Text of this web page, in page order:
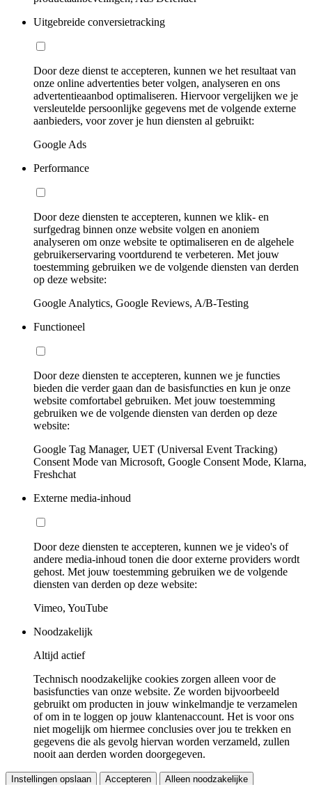
Uitgebreide conversietracking
Door deze dienst te accepteren, kunnen we het resultaat van
onze online advertenties beter volgen, analyseren en ons
advertentieaanbod optimaliseren. Hiervoor vergelijken we je
versleutelde persoonlijke gegevens met de volgende externe
aanbieders, voor zover je hun diensten al gebruikt:
Google Ads
Performance
Door deze diensten te accepteren, kunnen we klik- en
surfgedrag binnen onze website volgen en anoniem
analyseren om onze website te optimaliseren en de algehele
gebruikerservaring voortdurend te verbeteren. Met jouw
toestemming gebruiken we de volgende diensten van derden
op deze website:
Google Analytics, Google Reviews, A/B-Testing
Functioneel
Door deze diensten te accepteren, kunnen we je functies
bieden die verder gaan dan de basisfuncties en kun je onze
website comfortabel gebruiken. Met jouw toestemming
gebruiken we de volgende diensten van derden op deze
website:
Google Tag Manager, UET (Universal Event Tracking)
Consent Mode van Microsoft, Google Consent Mode, Klarna,
Freshchat
Externe media-inhoud
Door deze diensten te accepteren, kunnen we je video's of
andere media-inhoud tonen die door externe providers wordt
gehost. Met jouw toestemming gebruiken we de volgende
diensten van derden op deze website:
Vimeo, YouTube
Noodzakelijk
Altijd actief
Technisch noodzakelijke cookies zorgen alleen voor de
basisfuncties van onze website. Ze worden bijvoorbeeld
gebruikt om producten in jouw winkelmandje te verzamelen
of om in te loggen op jouw klantenaccount. Het is voor ons
niet mogelijk om hiermee conclusies over jou te trekken en
gegevens die als gevolg hiervan worden verzameld, zullen
nooit aan derden worden doorgegeven.
Instellingen opslaan Accepteren Alleen noodzakelijke